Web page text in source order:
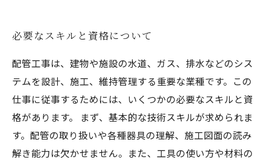
必要なスキルと資格について
配管工事は、建物や施設の水道、ガス、排水などのシス
テムを設計、施工、維持管理する重要な業種です。この
仕事に従事するためには、いくつかの必要なスキルと資
格があります。 まず、基本的な技術スキルが求められま
す。配管の取り扱いや各種器具の理解、施工図面の読み
解き能力は欠かせません。また、工具の使い方や材料の